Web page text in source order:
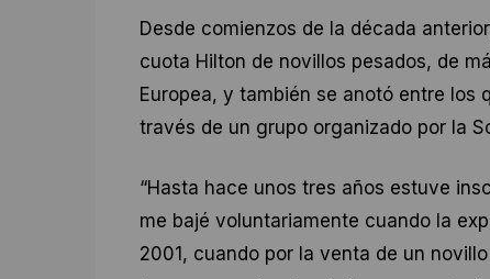
Desde comienzos de la década
cuota Hilton de novillos pesados, de
Europea, y también se anotó entre los
través de un grupo organizado por la
“Hasta hace unos tres años estuve
me bajé voluntariamente cuando la
2001, cuando por la venta de un